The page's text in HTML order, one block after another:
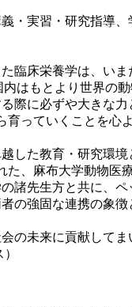
・実習・研究指導
臨床栄養学は、い
はもとより世界の
際に必ずや大きな
っていくことを心
した教育・研究環
、麻布大学動物医
諸先生方と共に、
の強固な連携の象
の未来に貢献してま